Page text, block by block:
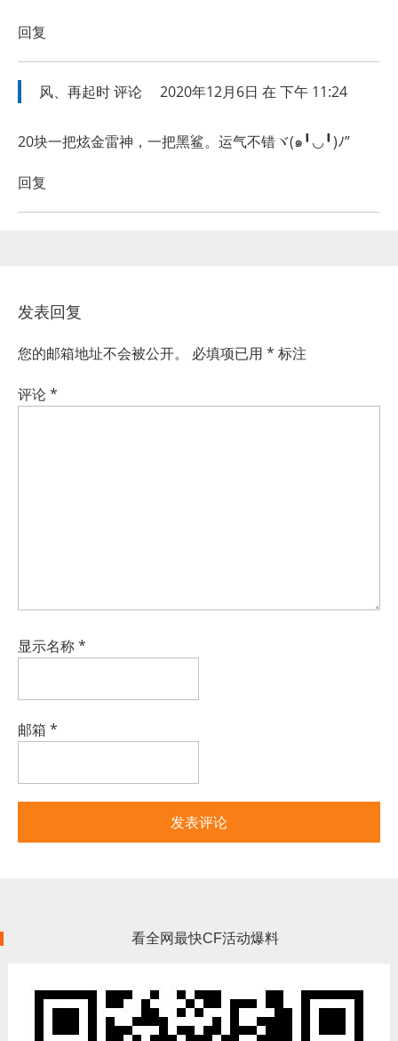
回复
风、再起时评论 2020年12月6日 在 下午 11:24
20块一把炫金雷神，一把黑鲨。运气不错ヾ(๑╹◡╹)ﾉ”
回复
发表回复
您的邮箱地址不会被公开。 必填项已用 * 标注
评论*
显示名称*
邮箱 *
看全网最快CF活动爆料